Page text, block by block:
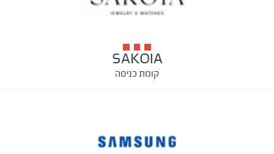
SAKOIA
קומת כניסה